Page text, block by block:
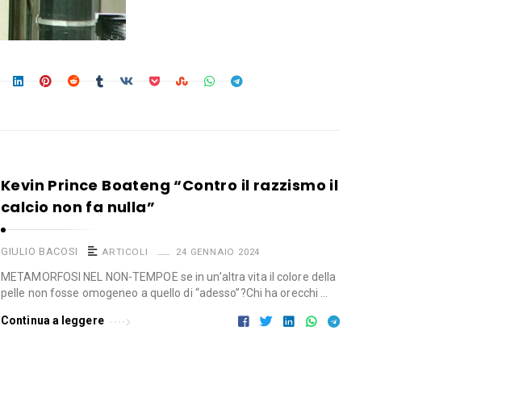
Kevin Prince Boateng “Contro il razzismo il
calcio non fa nulla”
GIULIO BACOSI ARTICOLI 24 GENNAIO 2024
METAMORFOSI NEL NON-TEMPOE se in un’altra vita il colore della
pelle non fosse omogeneo a quello di “adesso”?Chi ha orecchi …
Continua a leggere